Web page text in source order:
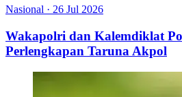
Nasional · 26 Jul 2026
Wakapolri dan Kalemdiklat
Perlengkapan Taruna Akpol